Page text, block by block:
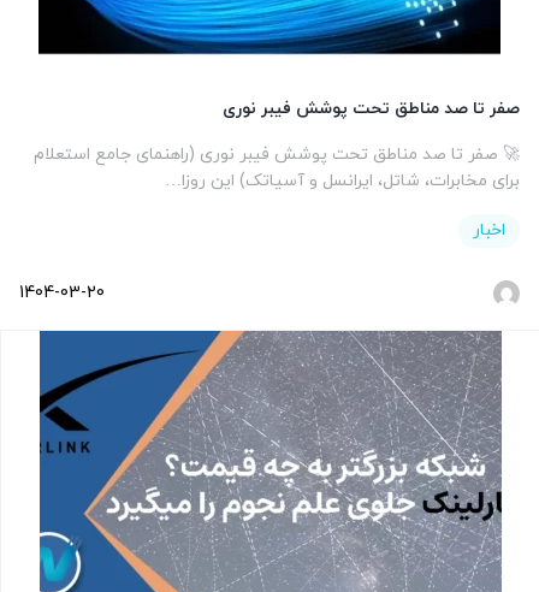
صفر تا صد مناطق تحت پوشش فیبر نوری
🚀 صفر تا صد مناطق تحت پوشش فیبر نوری (راهنمای جامع استعلام
برای مخابرات، شاتل، ایرانسل و آسیاتک) این روزا…
اخبار
1404-03-20